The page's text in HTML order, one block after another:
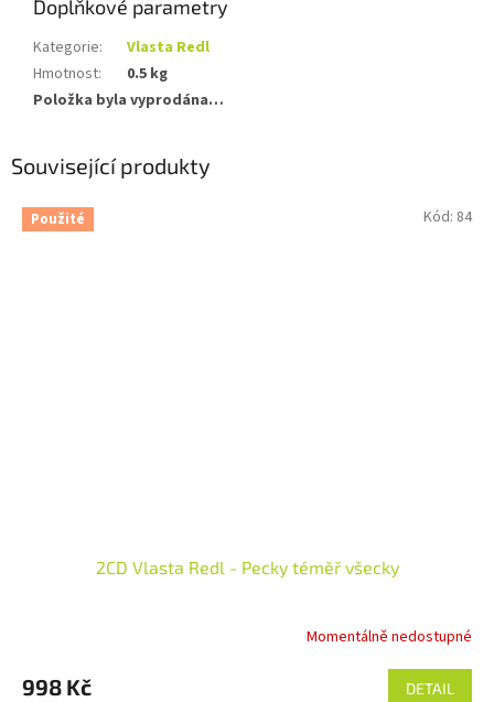
Doplňkové parametry
Kategorie:
Vlasta Redl
Hmotnost:
0.5 kg
Položka byla vyprodána…
Související produkty
Použité
2CD Vlasta Redl - Pecky téměř všecky
Momentálně nedostupné
998 Kč DETAIL
Kód: 84